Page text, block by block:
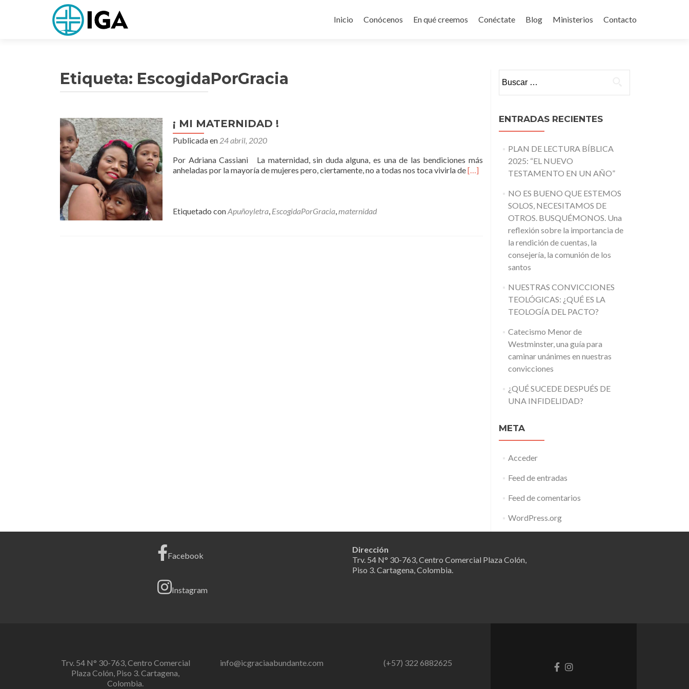
al
Inicio Conócenos En qué creemos Conéctate Blog Ministerios Contacto
Etiqueta: EscogidaPorGracia
¡ MI MATERNIDAD !
Publicada en 24 abril, 2020
Por Adriana Cassiani La maternidad, sin duda alguna, es una de las bendiciones más
anheladas por la mayoría de mujeres pero, ciertamente, no a todas nos toca vivirla deLeer
[…]
Etiquetado conApuñoyletra, EscogidaPorGracia,maternidad
ENTRADAS RECIENTES
PLAN DE LECTURA BÍBLICA
2025: “EL NUEVO
TESTAMENTO EN UN AÑO”
NO ES BUENO QUE ESTEMOS
SOLOS, NECESITAMOS DE
OTROS. BUSQUÉMONOS. Una
reflexión sobre la importancia de
la rendición de cuentas, la
consejería, la comunión de los
santos
NUESTRAS CONVICCIONES
TEOLÓGICAS: ¿QUÉ ES LA
TEOLOGÍA DEL PACTO?
Catecismo Menor de
Westminster, una guía para
caminar unánimes en nuestras
convicciones
¿QUÉ SUCEDE DESPUÉS DE
UNA INFIDELIDAD?
META
Acceder
Feed de entradas
Feed de comentarios
WordPress.org
Facebook
Instagram
Dirección
Trv. 54 N° 30-763, Centro Comercial Plaza Colón,
Piso 3. Cartagena, Colombia.
Trv. 54 N° 30-763, Centro Comercial
Plaza Colón, Piso 3. Cartagena,
Colombia.
info@icgraciaabundante.com (+57) 322 6882625
EnlaceEnlace